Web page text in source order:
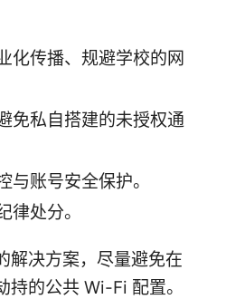
化传播、规避学校的网
免私自搭建的未授权通
账号安全保护。
处分。
解决方案，尽量避免在
的公共 Wi-Fi 配置。